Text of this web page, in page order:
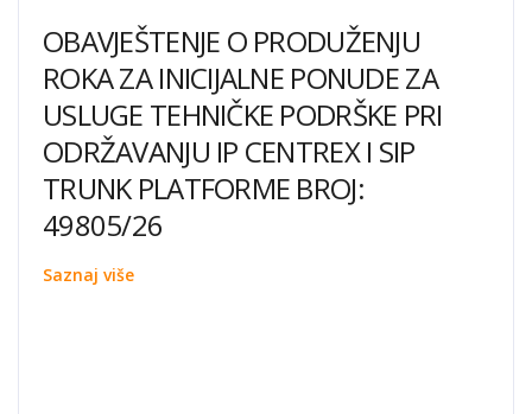
OBAVJEŠTENJE O PRODUŽENJU
ROKA ZA INICIJALNE PONUDE ZA
USLUGE TEHNIČKE PODRŠKE PRI
ODRŽAVANJU IP CENTREX I SIP
TRUNK PLATFORME BROJ:
49805/26
Saznaj više